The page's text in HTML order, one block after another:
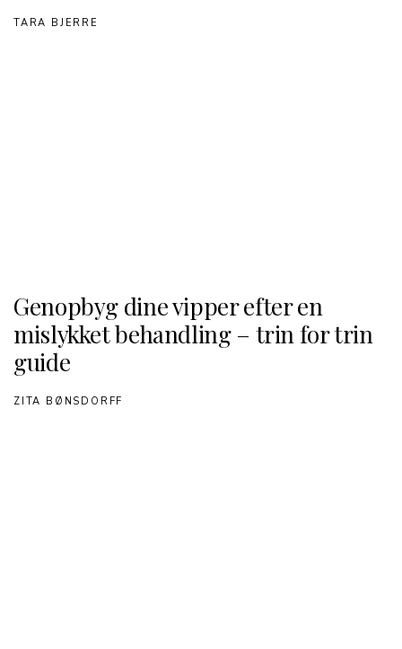
TARA BJERRE
Genopbyg dine vipper efter en
mislykket behandling – trin for trin
guide
ZITA BØNSDORFF